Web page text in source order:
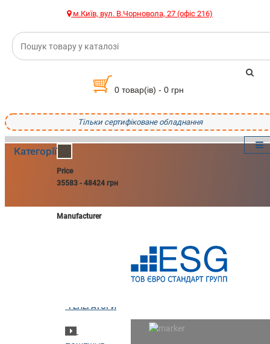
м.Київ, вул. В.Чорновола, 27 (офіс 216)
0 товар(ів) - 0 грн
Тільки сертифіковане обладнання
Категорії
Price
35583 - 48424 грн
Manufacturer
ГЕНЕРАТОРИ